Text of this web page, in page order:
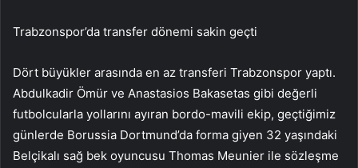
Trabzonspor’da transfer dönemi sakin geçti
Dört büyükler arasında en az transferi Trabzonspor yaptı.
Abdulkadir Ömür ve Anastasios Bakasetas gibi değerli
futbolcularla yollarını ayıran bordo-mavili ekip, geçtiğimiz
günlerde Borussia Dortmund’da forma giyen 32 yaşındaki
Belçikalı sağ bek oyuncusu Thomas Meunier ile sözleşme